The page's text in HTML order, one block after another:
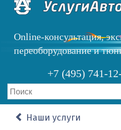
Перейти
содержанию
Online-консультация,
переоборудование и
+7 (495) 741-
Наши услуги